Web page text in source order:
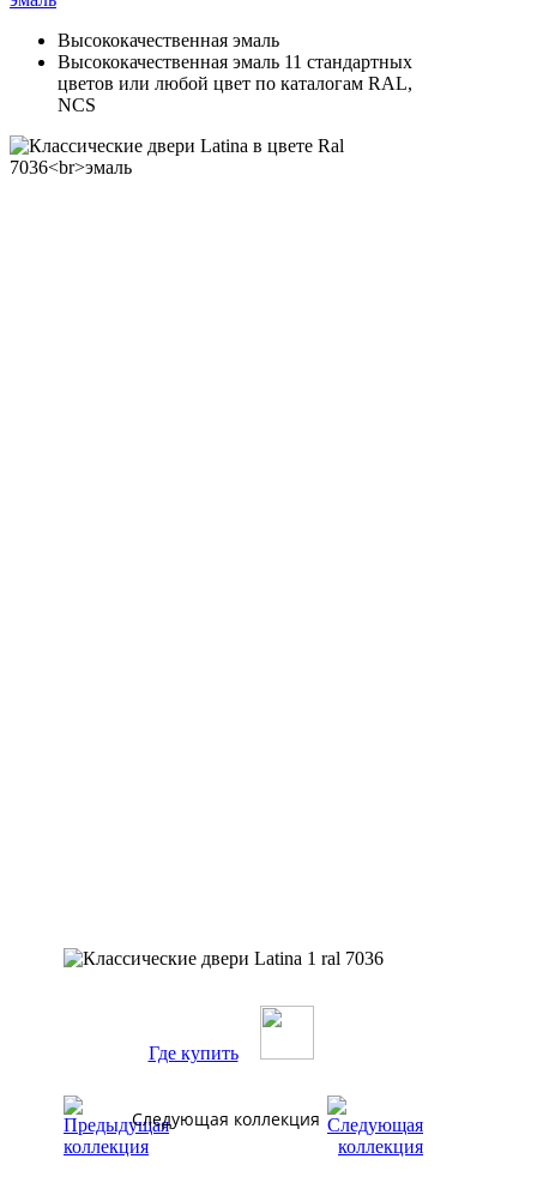
Высококачественная эмаль
Высококачественная эмаль 11 стандартных
цветов или любой цвет по каталогам RAL,
NCS
Где купить
Следующая коллекция